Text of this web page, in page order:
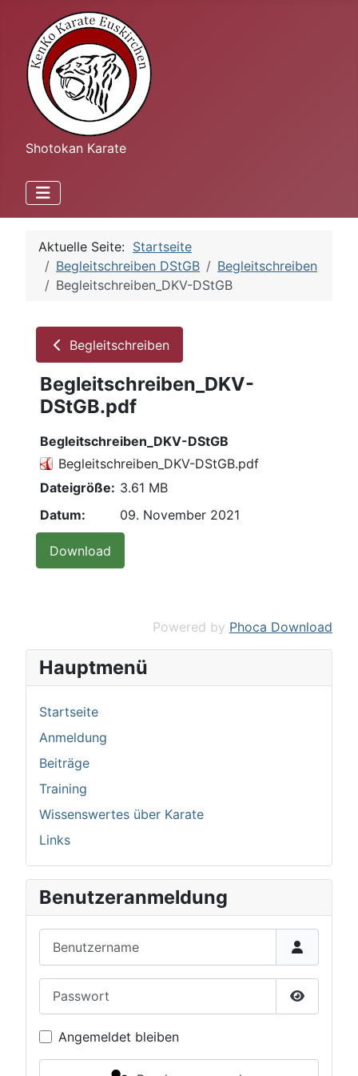
Shotokan Karate
Aktuelle Seite: Startseite
Begleitschreiben DStGB
Begleitschreiben
Begleitschreiben_DKV-DStGB
Begleitschreiben
Begleitschreiben_DKV-
DStGB.pdf
Begleitschreiben_DKV-DStGB
Begleitschreiben_DKV-DStGB.pdf
Dateigröße: 3.61 MB
Datum:
09. November 2021
Powered by Phoca Download
Hauptmenü
Startseite
Anmeldung
Beiträge
Training
Wissenswertes über Karate
Links
Benutzeranmeldung
Passwort
Angemeldet bleiben